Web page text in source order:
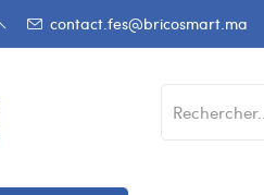
contact.fes@bricosmart.ma